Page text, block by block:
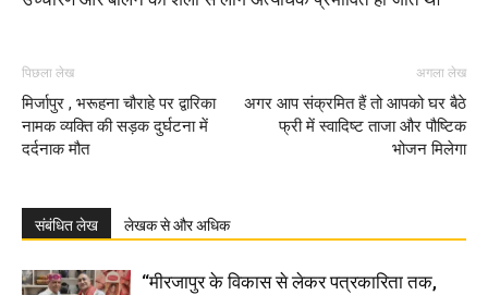
पिछला लेख
मिर्जापुर , भरूहना चौराहे पर द्वारिका
नामक व्यक्ति की सड़क दुर्घटना में
दर्दनाक मौत
अगला लेख
अगर आप संक्रमित हैं तो आपको घर बैठे
फ्री में स्वादिष्ट ताजा और पौष्टिक
भोजन मिलेगा
संबंधित लेख लेखक से और अधिक
“मीरजापुर के विकास से लेकर पत्रकारिता तक,